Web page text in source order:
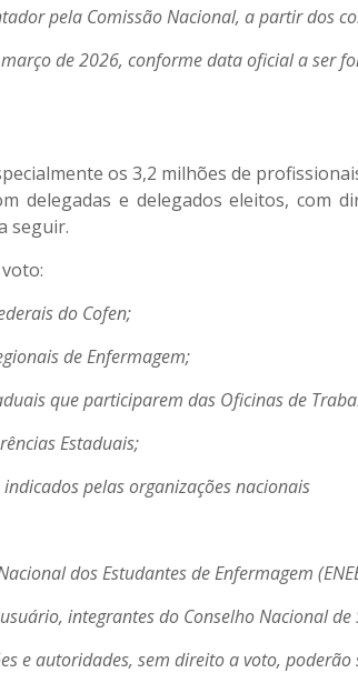
pela Comissão Nacional, a partir dos
de 2026, conforme data oficial a ser
os 3,2 milhões de
delegadas e delegados eleitos,
seguir.
do Cofen;
de Enfermagem;
que participarem das Oficinas de
Estaduais;
pelas organizações nacionais
dos Estudantes de Enfermagem
integrantes do Conselho Nacional de
e autoridades, sem direito a voto, poderão